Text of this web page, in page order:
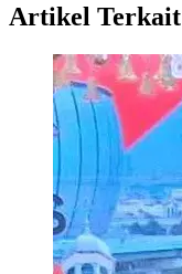
Artikel Terkait